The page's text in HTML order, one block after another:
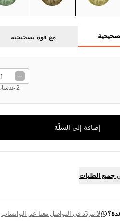
مع قوة تصحيحية
1
2 عدسات/علبة
إضافة إلى السلّة
الطلبات
لا تتردّد في التواصل معنا عبر الواتساب